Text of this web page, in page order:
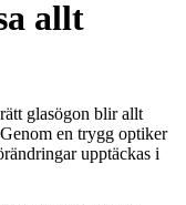
allt
glasögon blir allt
en trygg optiker
upptäckas i